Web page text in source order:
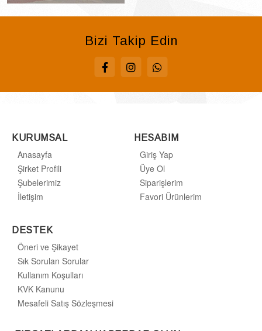
Bizi Takip Edin
KURUMSAL
Anasayfa
Şirket Profili
Şubelerimiz
İletişim
HESABIM
Giriş Yap
Üye Ol
Siparişlerim
Favori Ürünlerim
DESTEK
Öneri ve Şikayet
Sık Sorulan Sorular
Kullanım Koşulları
KVK Kanunu
Mesafeli Satış Sözleşmesi